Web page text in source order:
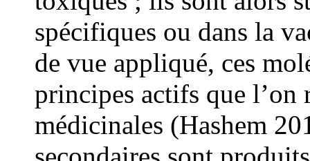
spécifiques ou dans la
de vue appliqué, ces
principes actifs que l’on
médicinales (Hashem